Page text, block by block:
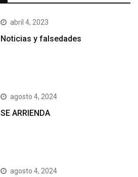
abril 4, 2023
Noticias y falsedades
agosto 4, 2024
SE ARRIENDA
agosto 4, 2024